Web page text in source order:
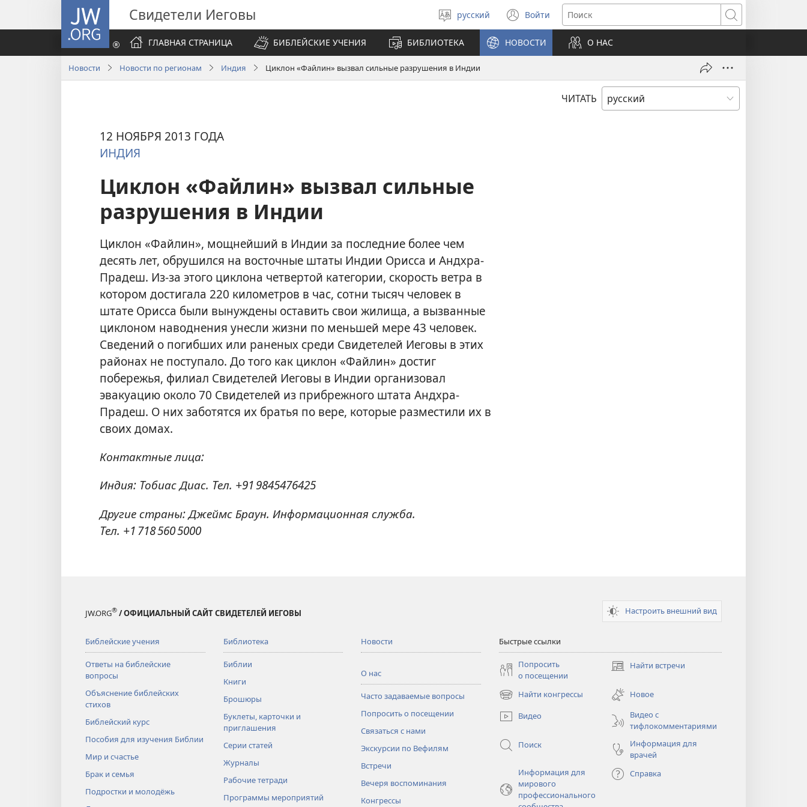
JW.ORG Свидетели Иеговы
Выберите
язык
русский Войти
(открывается
в
новом
окне)
Поиск
ГЛАВНАЯ СТРАНИЦА
БИБЛЕЙСКИЕ УЧЕНИЯ БИБЛИОТЕКА НОВОСТИ О НАС
Новости Новости по регионам Индия Циклон «Файлин» вызвал сильные разрушения в Индии
ЧИТАТЬ
12 НОЯБРЯ 2013 ГОДА
ИНДИЯ
Циклон «Файлин» вызвал сильные
разрушения в Индии
Циклон «Файлин», мощнейший в Индии за последние более чем
десять лет, обрушился на восточные штаты Индии Орисса и Андхра-
Прадеш. Из-за этого циклона четвертой категории, скорость ветра в
котором достигала 220 километров в час, сотни тысяч человек в
штате Орисса были вынуждены оставить свои жилища, а вызванные
циклоном наводнения унесли жизни по меньшей мере 43 человек.
Сведений о погибших или раненых среди Свидетелей Иеговы в этих
районах не поступало. До того как циклон «Файлин» достиг
побережья, филиал Свидетелей Иеговы в Индии организовал
эвакуацию около 70 Свидетелей из прибрежного штата Андхра-
Прадеш. О них заботятся их братья по вере, которые разместили их в
своих домах.
Контактные лица:
Индия: Тобиас Диас. Тел. +91 9845476425
Другие страны: Джеймс Браун. Информационная служба.
Тел. +1 718 560 5000
JW.ORG® / ОФИЦИАЛЬНЫЙ САЙТ СВИДЕТЕЛЕЙ ИЕГОВЫ Настроить внешний вид
Библейские учения
Ответы на библейские
вопросы
Объяснение библейских
стихов
Библейский курс
Пособия для изучения Библии
Мир и счастье
Брак и семья
Подростки и молодёжь
Библиотека
Библии
Книги
Брошюры
Буклеты, карточки и
приглашения
Серии статей
Журналы
Рабочие тетради
Программы мероприятий
Новости
О нас
Часто задаваемые вопросы
Попросить о посещении
Связаться с нами
Экскурсии по Вефилям
Встречи
Вечеря воспоминания
Конгрессы
Быстрые ссылки
Попросить
о посещении
Найти встречи
(открывается
новом
Найти конгрессы
(открывается
в
новом
Новое
Видео
Видео с
тифлокомментариями
Поиск
Информация для
врачей
Информация для
мирового
профессионального
Справка